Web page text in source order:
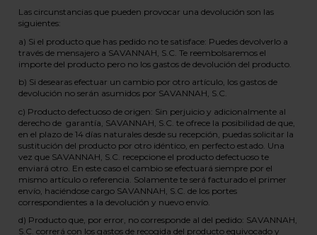
Las circunstancias que pueden provocar una devolución son las
siguientes:
a) Si el producto que has pedido no te satisface: Puedes devolverlo a
través de mensajero a SAVANNAH, S.C. Te reembolsaremos el
importe del producto pero no los gastos de devolución del producto.
b) Si desearas efectuar un cambio por otro artículo, los gastos de
devolución no serán asumidos por SAVANNAH, S.C.
c) Producto defectuoso de origen: Sin perjuicio y adicionalmente al
derecho de garantía, SAVANNAH, S.C. te ofrece la posibilidad de que,
en el plazo de 14 días naturales desde su recepción, puedas solicitar la
sustitución del producto por otro idéntico, en perfecto estado. Una
vez que SAVANNAH, S.C. recepcione el producto defectuoso te
enviará otro. En este caso el cambio se efectuará siempre por el
mismo artículo o referencia. Solamente te será facturado el primer
envío, haciéndose cargo SAVANNAH, S.C. de los portes
correspondientes a la devolución y nuevo envío.
d) Producto que, por error, no corresponde al del pedido: SAVANNAH,
S.C. correrá con los gastos de recogida del producto equivocado y